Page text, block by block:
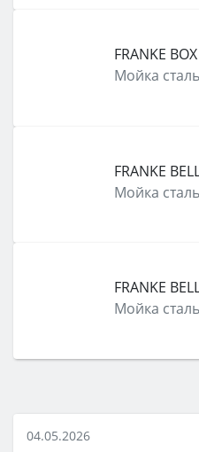
FRANKE
Мойка
FRANKE
Мойка
FRANKE
Мойка
04.05.2026